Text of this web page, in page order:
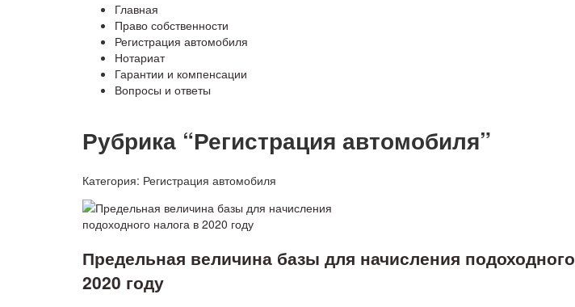
Главная
Право собственности
Регистрация автомобиля
Нотариат
Гарантии и компенсации
Вопросы и ответы
Рубрика “Регистрация автомобиля”
Категория: Регистрация автомобиля
Предельная величина базы для начисления
2020 году